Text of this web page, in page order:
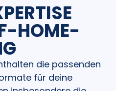
HOME-
die passenden
für deine